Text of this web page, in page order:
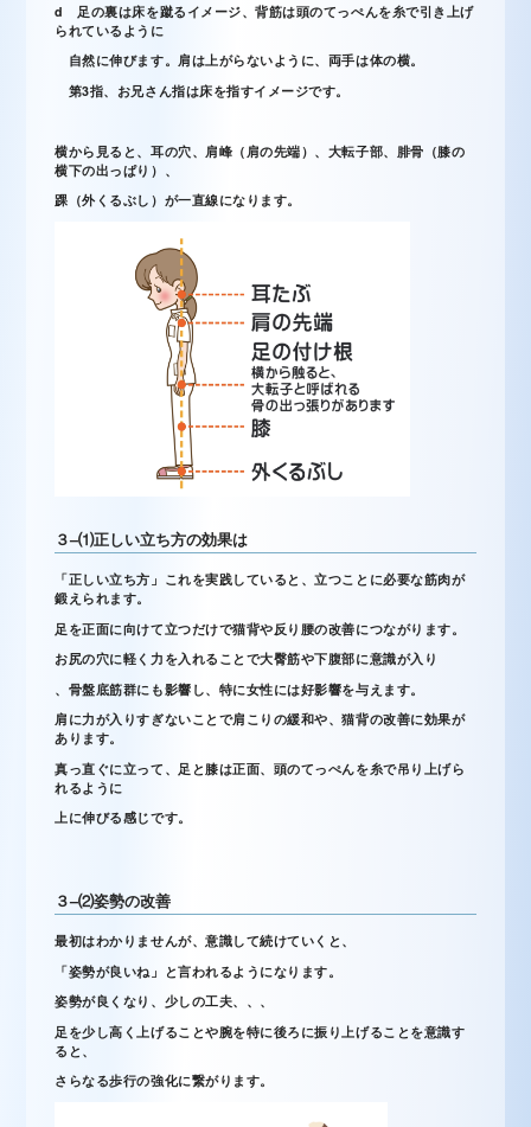
d 足の裏は床を蹴るイメージ、背筋は頭のてっぺんを糸で引き上げ
られているように
自然に伸びます。肩は上がらないように、両手は体の横。
第3指、お兄さん指は床を指すイメージです。
横から見ると、耳の穴、肩峰（肩の先端）、大転子部、腓骨（膝の
横下の出っぱり）、
踝（外くるぶし）が一直線になります。
３–⑴正しい立ち方の効果は
「正しい立ち方」これを実践していると、立つことに必要な筋肉が
鍛えられます。
足を正面に向けて立つだけで猫背や反り腰の改善につながります。
お尻の穴に軽く力を入れることで大臀筋や下腹部に意識が入り
、骨盤底筋群にも影響し、特に女性には好影響を与えます。
肩に力が入りすぎないことで肩こりの緩和や、猫背の改善に効果が
あります。
真っ直ぐに立って、足と膝は正面、頭のてっぺんを糸で吊り上げら
れるように
上に伸びる感じです。
３–⑵姿勢の改善
最初はわかりませんが、意識して続けていくと、
「姿勢が良いね」と言われるようになります。
姿勢が良くなり、少しの工夫、、、
足を少し高く上げることや腕を特に後ろに振り上げることを意識す
ると、
さらなる歩行の強化に繋がります。